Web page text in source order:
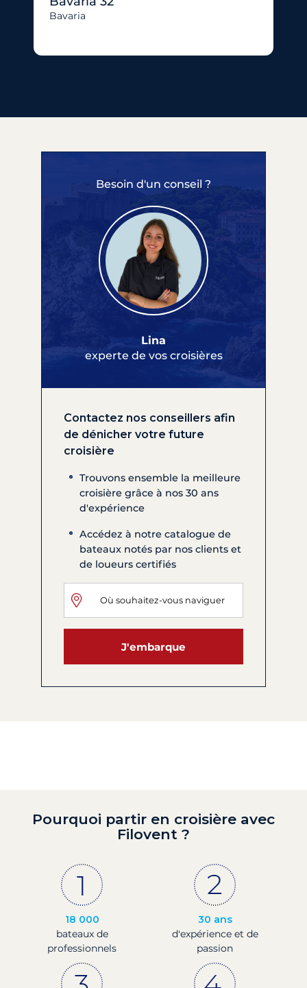
Bavaria
Besoin d'un conseil ?
Lina
experte de vos croisières
Contactez nos conseillers afin
de dénicher votre future
croisière
Trouvons ensemble la meilleure
croisière grâce à nos 30 ans
d'expérience
Accédez à notre catalogue de
bateaux notés par nos clients et
de loueurs certifiés
J'embarque
Pourquoi partir en croisière avec
Filovent ?
18 000
bateaux de
professionnels
30 ans
d'expérience et de
passion